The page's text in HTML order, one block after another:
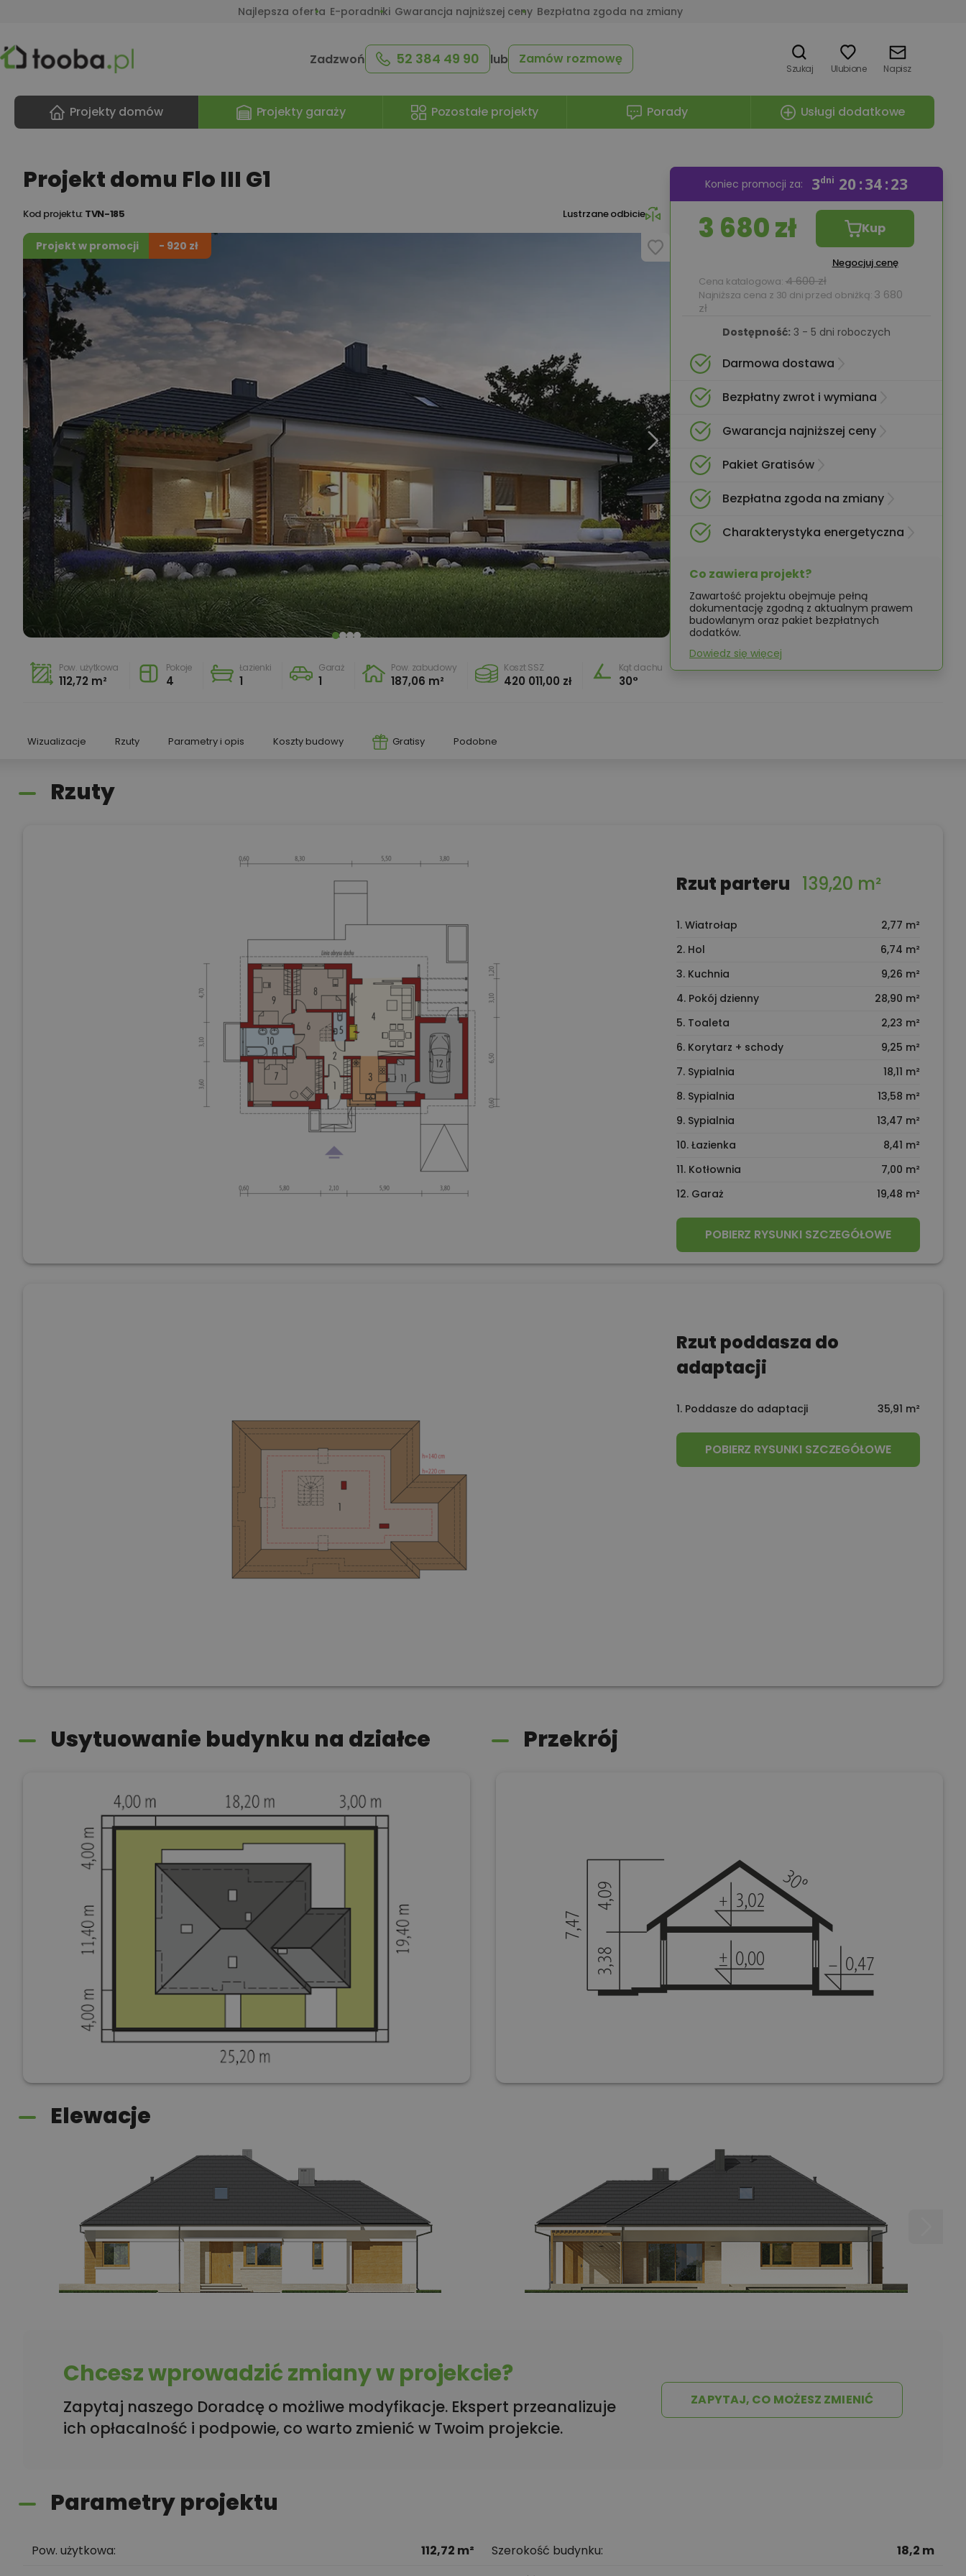
Najlepsza oferta E-poradniki Gwarancja najniższej ceny Bezpłatna zgoda na zmiany
Zadzwoń 52 384 49 90 lub Zamów rozmowę
Szukaj Ulubione Napisz
Projekty domów Projekty garaży Pozostałe projekty Porady Usługi dodatkowe
Projekt domu Flo III G1
Kod projektu: TVN-185 Lustrzane odbicie
Projekt w promocji - 920 zł
Pow. użytkowa
112,72 m²
Pokoje
4
Łazienki
1
Garaż
1
Pow. zabudowy
187,06 m²
Koszt SSZ
420 011,00 zł
Kąt dachu
30°
Koniec promocji za: 3dni 20 34 22
3 680 zł Kup
Negocjuj cenę
Cena katalogowa: 4 600 zł
Najniższa cena z 30 dni przed obniżką: 3 680
zł
Dostępność: 3 - 5 dni roboczych
Darmowa dostawa
Bezpłatny zwrot i wymiana
Gwarancja najniższej ceny
Pakiet Gratisów
Bezpłatna zgoda na zmiany
Charakterystyka energetyczna
Co zawiera projekt?
Zawartość projektu obejmuje pełną
dokumentację zgodną z aktualnym prawem
budowlanym oraz pakiet bezpłatnych
dodatków.
Dowiedz się więcej
Wizualizacje Rzuty Parametry i opis Koszty budowy Gratisy Podobne
Rzuty
Rzut parteru 139,20 m²
1. Wiatrołap
2,77 m²
2. Hol
6,74 m²
3. Kuchnia
9,26 m²
4. Pokój dzienny
28,90 m²
5. Toaleta
2,23 m²
6. Korytarz + schody
9,25 m²
7. Sypialnia
18,11 m²
8. Sypialnia
13,58 m²
9. Sypialnia
13,47 m²
10. Łazienka
8,41 m²
11. Kotłownia
7,00 m²
12. Garaż
19,48 m²
POBIERZ RYSUNKI SZCZEGÓŁOWE
Rzut poddasza do
adaptacji
1. Poddasze do adaptacji 35,91 m²
POBIERZ RYSUNKI SZCZEGÓŁOWE
Usytuowanie budynku na działce Przekrój
Elewacje
Chcesz wprowadzić zmiany w projekcie?
Zapytaj naszego Doradcę o możliwe modyfikacje. Ekspert przeanalizuje
ich opłacalność i podpowie, co warto zmienić w Twoim projekcie.
ZAPYTAJ, CO MOŻESZ ZMIENIĆ
Parametry projektu
Pow. użytkowa
112,72 m²
Szerokość budynku
18,2 m